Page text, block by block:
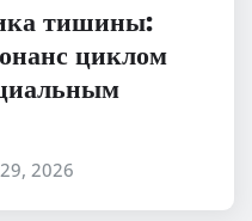
тишины:
циклом
2026